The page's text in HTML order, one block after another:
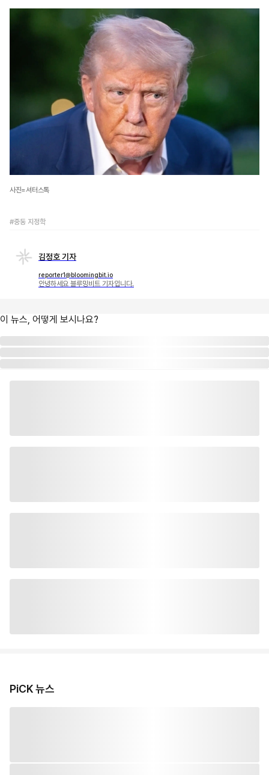
사진=셔터스톡
#중동 지정학
김정호 기자
reporter1@bloomingbit.io
안녕하세요 블루밍비트 기자입니다.
이 뉴스, 어떻게 보시나요?
PiCK 뉴스